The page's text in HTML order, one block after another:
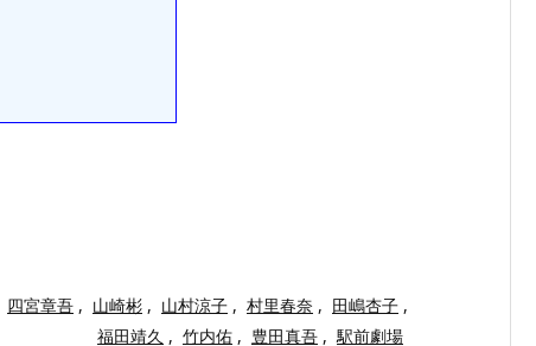
四宮章吾 , 山崎彬 , 山村涼子 , 村里春奈 , 田嶋杏子 ,
福田靖久 , 竹内佑 , 豊田真吾 , 駅前劇場